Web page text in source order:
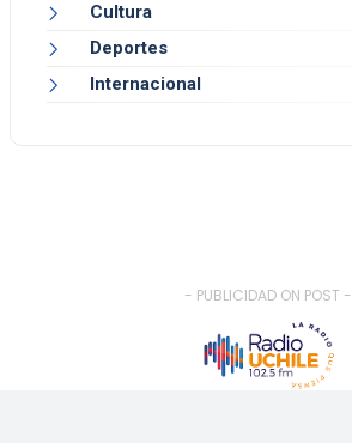
Cultura
Deportes
Internacional
- PUBLICIDAD ON POST -